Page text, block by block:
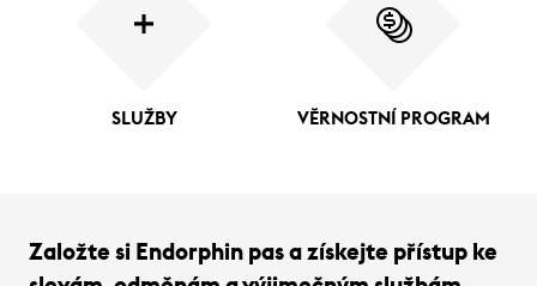
SLUŽBY VĚRNOSTNÍ PROGRAM
Založte si Endorphin pas a získejte přístup ke